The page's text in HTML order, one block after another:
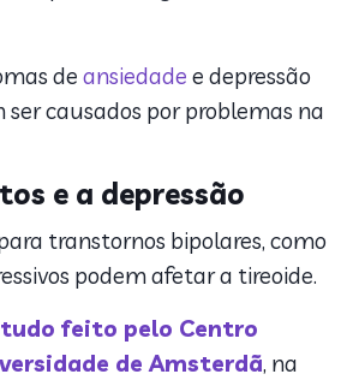
deansiedade e depressão
causados por problemas na
e a depressão
transtornos bipolares, como
podem afetar a tireoide.
feito pelo Centro
de Amsterdã, na